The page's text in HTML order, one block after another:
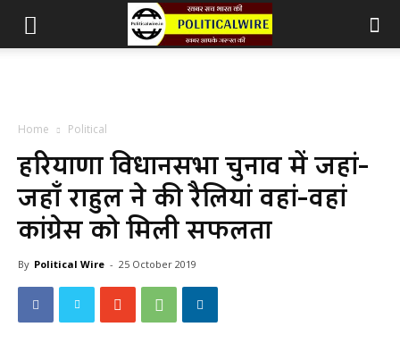
Home Political
हरियाणा विधानसभा चुनाव में जहां-
जहाँ राहुल ने की रैलियां वहां-वहां
कांग्रेस को मिली सफलता
By Political Wire - 25 October 2019